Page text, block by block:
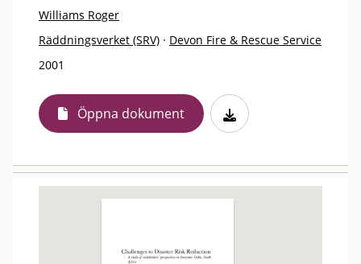
Williams Roger
Räddningsverket (SRV) · Devon Fire & Rescue Service
2001
Öppna dokument